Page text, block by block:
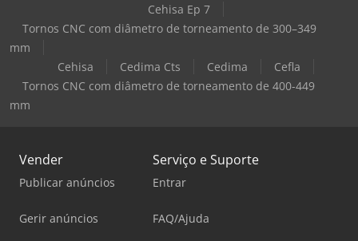
Cehisa Ep 7
Tornos CNC com diâmetro de torneamento de 300–349
mm
Cehisa
Cedima Cts Cedima
Cefla
Tornos CNC com diâmetro de torneamento de 400-449
mm
Vender
Publicar anúncios
Gerir anúncios
Serviço e Suporte
Entrar
FAQ/Ajuda